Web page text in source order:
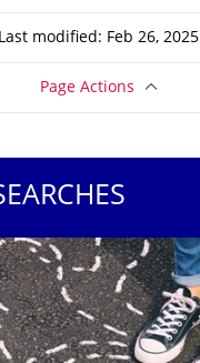
Last modified: Feb 26, 2025
Page Actions